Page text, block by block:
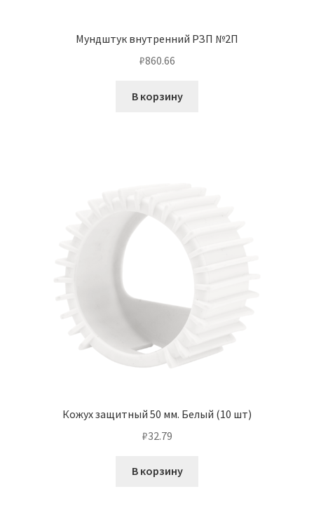
Мундштук внутренний РЗП №2П
₽860.66
В корзину
Кожух защитный 50 мм. Белый (10 шт)
₽32.79
В корзину